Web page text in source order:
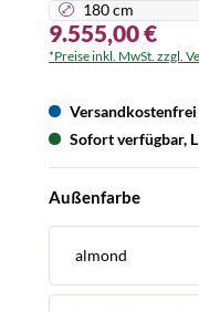
180 cm
9.555,00 €
*Preise inkl. MwSt. zzgl.
Versandkostenfrei
Sofort verfügbar,
Außenfarbe
almond